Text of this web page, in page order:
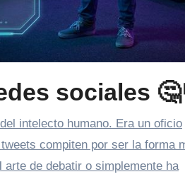
sociales
compiten por ser la forma
de debatir o simplemente ha